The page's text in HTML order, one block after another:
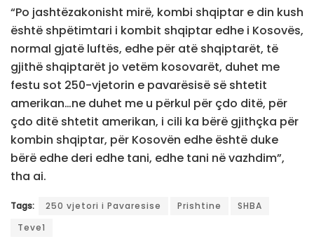
“Po jashtëzakonisht mirë, kombi shqiptar e din kush
është shpëtimtari i kombit shqiptar edhe i Kosovës,
normal gjatë luftës, edhe për atë shqiptarët, të
gjithë shqiptarët jo vetëm kosovarët, duhet me
festu sot 250-vjetorin e pavarësisë së shtetit
amerikan…ne duhet me u përkul për çdo ditë, për
çdo ditë shtetit amerikan, i cili ka bërë gjithçka për
kombin shqiptar, për Kosovën edhe është duke
bërë edhe deri edhe tani, edhe tani në vazhdim”,
tha ai.
Tags: 250 vjetori i Pavaresise Prishtine
SHBA
Teve1